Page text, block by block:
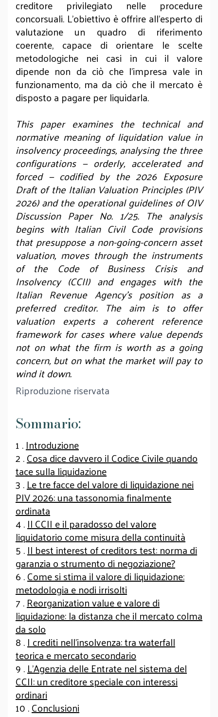
creditore privilegiato nelle procedure
concorsuali. L’obiettivo è offrire all’esperto di
valutazione un quadro di riferimento
coerente, capace di orientare le scelte
metodologiche nei casi in cui il valore
dipende non da ciò che l’impresa vale in
funzionamento, ma da ciò che il mercato è
disposto a pagare per liquidarla.
This paper examines the technical and
normative meaning of liquidation value in
insolvency proceedings, analysing the three
configurations — orderly, accelerated and
forced — codified by the 2026 Exposure
Draft of the Italian Valuation Principles (PIV
2026) and the operational guidelines of OIV
Discussion Paper No. 1/25. The analysis
begins with Italian Civil Code provisions
that presuppose a non-going-concern asset
valuation, moves through the instruments
of the Code of Business Crisis and
Insolvency (CCII) and engages with the
Italian Revenue Agency’s position as a
preferred creditor. The aim is to offer
valuation experts a coherent reference
framework for cases where value depends
not on what the firm is worth as a going
concern, but on what the market will pay to
wind it down.
Riproduzione riservata
Sommario:
1 .Introduzione
2 .Cosa dice davvero il Codice Civile quando
tace sulla liquidazione
3 .Le tre facce del valore di liquidazione nei
PIV 2026: una tassonomia finalmente
ordinata
4 .Il CCII e il paradosso del valore
liquidatorio come misura della continuità
5 .Il best interest of creditors test: norma di
garanzia o strumento di negoziazione?
6 .Come si stima il valore di liquidazione:
metodologia e nodi irrisolti
7 .Reorganization value e valore di
liquidazione: la distanza che il mercato colma
da solo
8 .I crediti nell’insolvenza: tra waterfall
teorica e mercato secondario
9 .L’Agenzia delle Entrate nel sistema del
CCII: un creditore speciale con interessi
ordinari
10 .Conclusioni